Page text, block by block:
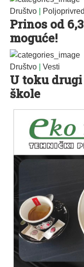
Društvo
Prinos od
moguće!
Društvo Vesti
U toku
škole